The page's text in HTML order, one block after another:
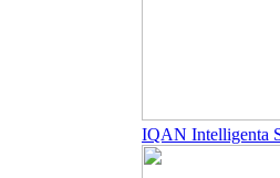
IQAN Intelligenta